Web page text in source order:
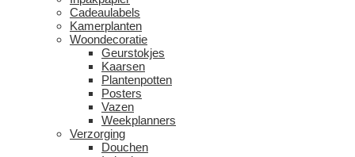
Cadeaulabels
Kamerplanten
Woondecoratie
Geurstokjes
Kaarsen
Plantenpotten
Posters
Vazen
Weekplanners
Verzorging
Douchen